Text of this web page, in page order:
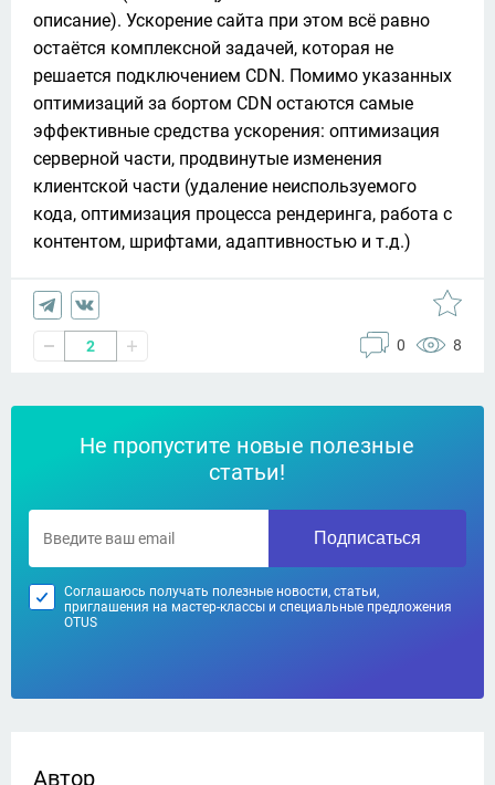
описание). Ускорение сайта при этом всё равно
остаётся комплексной задачей, которая не
решается подключением CDN. Помимо указанных
оптимизаций за бортом CDN остаются самые
эффективные средства ускорения: оптимизация
серверной части, продвинутые изменения
клиентской части (удаление неиспользуемого
кода, оптимизация процесса рендеринга, работа с
контентом, шрифтами, адаптивностью и т.д.)
2 0 8
Не пропустите новые полезные
статьи!
Подписаться
Соглашаюсь получать полезные новости, статьи,
приглашения на мастер-классы и специальные предложения
OTUS
Автор